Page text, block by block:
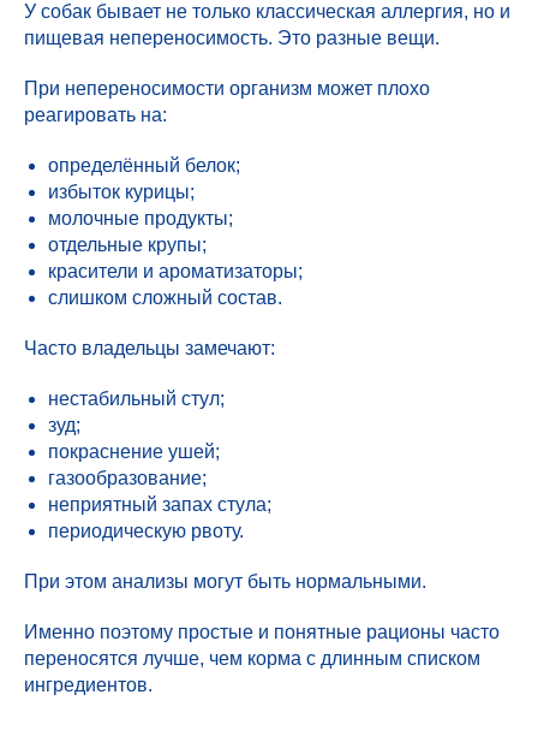
У собак бывает не только классическая аллергия, но и
пищевая непереносимость. Это разные вещи.
При непереносимости организм может плохо
реагировать на:
определённый белок;
избыток курицы;
молочные продукты;
отдельные крупы;
красители и ароматизаторы;
слишком сложный состав.
Часто владельцы замечают:
нестабильный стул;
зуд;
покраснение ушей;
газообразование;
неприятный запах стула;
периодическую рвоту.
При этом анализы могут быть нормальными.
Именно поэтому простые и понятные рационы часто
переносятся лучше, чем корма с длинным списком
ингредиентов.